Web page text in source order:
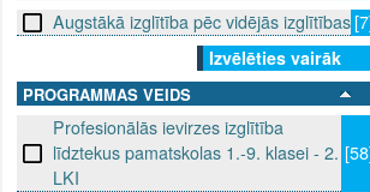
V
Augstākā izglītība pēc vidējās izglītības
Izvēlēties vairāk
PROGRAMMAS VEIDS
Profesionālās ievirzes izglītība
līdztekus pamatskolas 1.-9. klasei - 2.
LKI